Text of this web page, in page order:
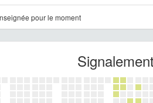
pour le moment